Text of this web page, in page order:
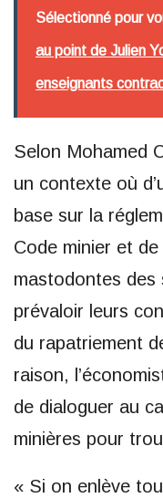
Sélectionné pour
au point de Julien
enseignants
Selon Mohamed
un contexte où
base sur la
Code minier et de
mastodontes des
prévaloir leurs
du rapatriement
raison,
de dialoguer au
minières pour
« Si on enlève